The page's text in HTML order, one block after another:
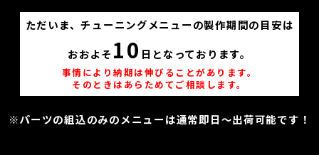
ただいま、チューニングメニューの製作期間の目安は
おおよそ 10 日となっております。
事情により納期は伸びることがあります。
そのときはあらためてご相談します。
※パーツの組込のみのメニューは通常即日～出荷可能です！